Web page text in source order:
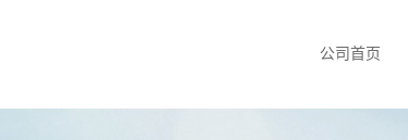
公司首页